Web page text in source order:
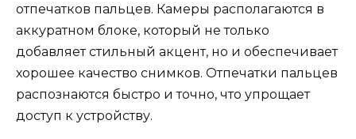
отпечатков пальцев. Камеры располагаются в
аккуратном блоке, который не только
добавляет стильный акцент, но и обеспечивает
хорошее качество снимков. Отпечатки пальцев
распознаются быстро и точно, что упрощает
доступ к устройству.